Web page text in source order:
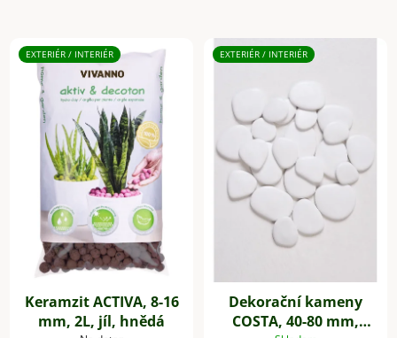
EXTERIÉR / INTERIÉR
Keramzit ACTIVA, 8-16
mm, 2L, jíl, hnědá
EXTERIÉR / INTERIÉR
Dekorační kameny
COSTA, 40-80 mm,